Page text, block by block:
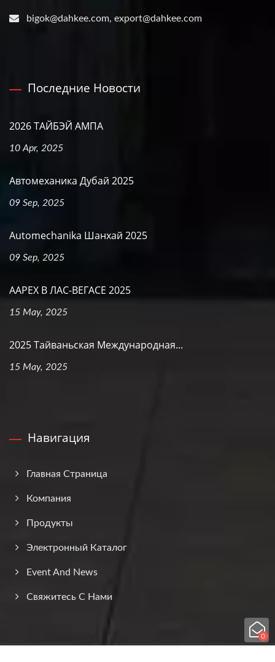
0
bigok@dahkee.com, export@dahkee.com
Последние Новости
2026 ТАЙБЭЙ АМПА
10 Apr, 2025
Автомеханика Дубай 2025
09 Sep, 2025
Automechanika Шанхай 2025
09 Sep, 2025
AAPEX В ЛАС-ВЕГАСЕ 2025
15 May, 2025
2025 Тайваньская Международная...
15 May, 2025
Навигация
Главная Страница
Компания
Продукты
Электронный Каталог
Event And News
Свяжитесь С Нами